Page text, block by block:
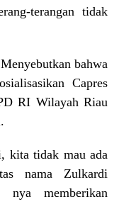
terangan tidak
bahwa
Capres
RI Wilayah Riau
kita tidak mau ada
nama Zulkardi
nya memberikan